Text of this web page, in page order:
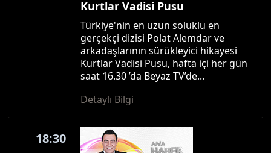
Kurtlar Vadisi Pusu
Türkiye'nin en uzun soluklu en
gerçekçi dizisi Polat Alemdar ve
arkadaşlarının sürükleyici hikayesi
Kurtlar Vadisi Pusu, hafta içi her gün
saat 16.30 ’da Beyaz TV’de...
Detaylı Bilgi
18:30